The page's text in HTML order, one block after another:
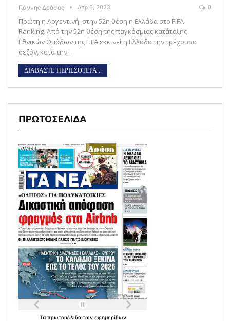
Γιάννης Δρόσος Απρ 6, 2023 0
Πρώτη η Αργεντινή, στην 52η θέση η Ελλάδα στο FIFA
Ranking. Από την 52η θέση της παγκόσμιας κατάταξης
Εθνικών Ομάδων της FIFA εκκινεί η Ελλάδα την τρέχουσα
σεζόν, κατά την…
ΔΙΑΒΑΣΤΕ ΠΕΡΙΣΣΟΤΕΡΑ...
ΠΡΩΤΟΣΕΛΙΔΑ
Τα πρωτοσέλιδα των εφημερίδων